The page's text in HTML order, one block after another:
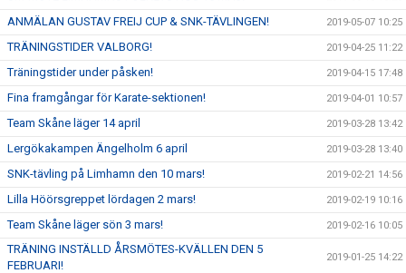
ANMÄLAN GUSTAV FREIJ CUP & SNK-TÄVLINGEN! 2019-05-07 10:25
TRÄNINGSTIDER VALBORG! 2019-04-25 11:22
Träningstider under påsken! 2019-04-15 17:48
Fina framgångar för Karate-sektionen! 2019-04-01 10:57
Team Skåne läger 14 april 2019-03-28 13:42
Lergökakampen Ängelholm 6 april 2019-03-28 13:40
SNK-tävling på Limhamn den 10 mars! 2019-02-21 14:56
Lilla Höörsgreppet lördagen 2 mars! 2019-02-19 10:16
Team Skåne läger sön 3 mars! 2019-02-16 10:05
TRÄNING INSTÄLLD ÅRSMÖTES-KVÄLLEN DEN 5
FEBRUARI!
2019-01-25 14:22